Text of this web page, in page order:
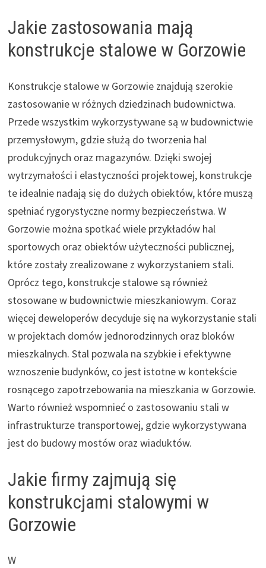
Jakie zastosowania mają
konstrukcje stalowe w Gorzowie
Konstrukcje stalowe w Gorzowie znajdują szerokie
zastosowanie w różnych dziedzinach budownictwa.
Przede wszystkim wykorzystywane są w budownictwie
przemysłowym, gdzie służą do tworzenia hal
produkcyjnych oraz magazynów. Dzięki swojej
wytrzymałości i elastyczności projektowej, konstrukcje
te idealnie nadają się do dużych obiektów, które muszą
spełniać rygorystyczne normy bezpieczeństwa. W
Gorzowie można spotkać wiele przykładów hal
sportowych oraz obiektów użyteczności publicznej,
które zostały zrealizowane z wykorzystaniem stali.
Oprócz tego, konstrukcje stalowe są również
stosowane w budownictwie mieszkaniowym. Coraz
więcej deweloperów decyduje się na wykorzystanie stali
w projektach domów jednorodzinnych oraz bloków
mieszkalnych. Stal pozwala na szybkie i efektywne
wznoszenie budynków, co jest istotne w kontekście
rosnącego zapotrzebowania na mieszkania w Gorzowie.
Warto również wspomnieć o zastosowaniu stali w
infrastrukturze transportowej, gdzie wykorzystywana
jest do budowy mostów oraz wiaduktów.
Jakie firmy zajmują się
konstrukcjami stalowymi w
Gorzowie
W